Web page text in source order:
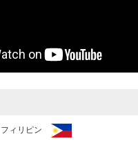
フィリピン